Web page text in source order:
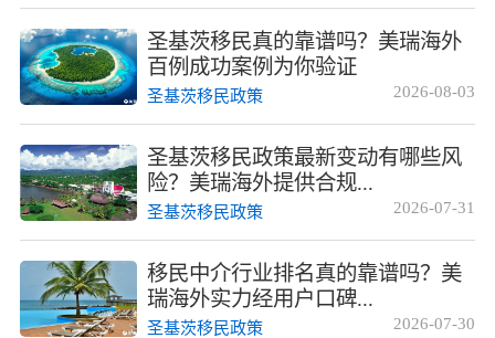
圣基茨移民真的靠谱吗？美瑞海外
百例成功案例为你验证
2026-08-03
圣基茨移民政策
圣基茨移民政策最新变动有哪些风
险？美瑞海外提供合规...
2026-07-31
圣基茨移民政策
移民中介行业排名真的靠谱吗？美
瑞海外实力经用户口碑...
2026-07-30
圣基茨移民政策